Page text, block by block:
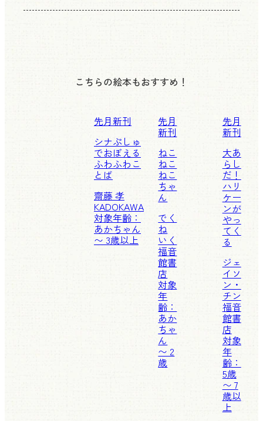
こちらの絵本もおすすめ！
先月新刊
シナぷしゅ
でおぼえる
ふわふわこ
とば
齋藤 孝
KADOKAWA
対象年齢：
あかちゃん
〜 3歳以上
先月
新刊
ねこ
ねこ
ねこ
ちゃ
ん
でく
ね
いく
福音
館書
店
対象
年
齢：
あか
ちゃ
ん
〜 2
歳
先月
新刊
大あ
らし
だ！
ハリ
ケー
ンが
やっ
てく
る
ジェ
イソ
ン・
チン
福音
館書
店
対象
年
齢：
5歳
〜 7
歳以
上